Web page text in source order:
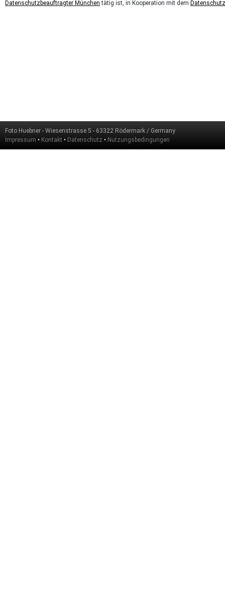
Datenschutzbeauftragter München tätig ist, in Kooperation mit dem
Foto Huebner - Wiesenstrasse 5 - 63322 Rödermark / Germany
Impressum • Kontakt • Datenschutz • Nutzungsbedingungen